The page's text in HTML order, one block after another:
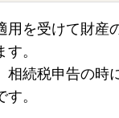
用を受けて財産
。
相続税申告の時
。